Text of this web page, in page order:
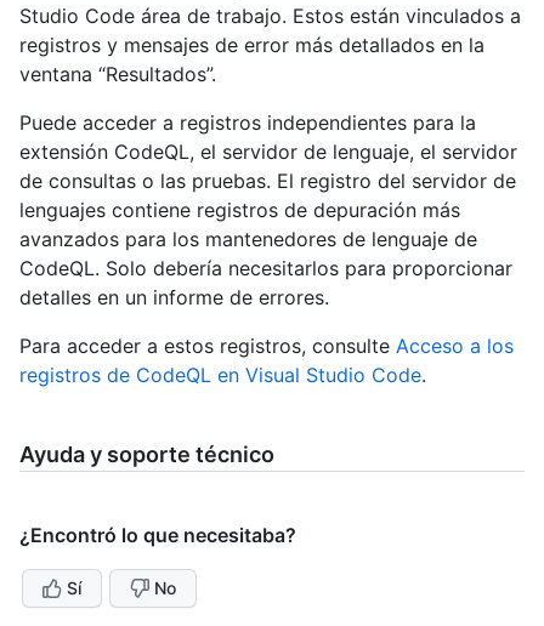
Studio Code área de trabajo. Estos están vinculados a
registros y mensajes de error más detallados en la
ventana “Resultados”.
Puede acceder a registros independientes para la
extensión CodeQL, el servidor de lenguaje, el servidor
de consultas o las pruebas. El registro del servidor de
lenguajes contiene registros de depuración más
avanzados para los mantenedores de lenguaje de
CodeQL. Solo debería necesitarlos para proporcionar
detalles en un informe de errores.
Para acceder a estos registros, consulte Acceso a los
registros de CodeQL en Visual Studio Code.
Ayuda y soporte técnico
¿Encontró lo que necesitaba?
Sí No